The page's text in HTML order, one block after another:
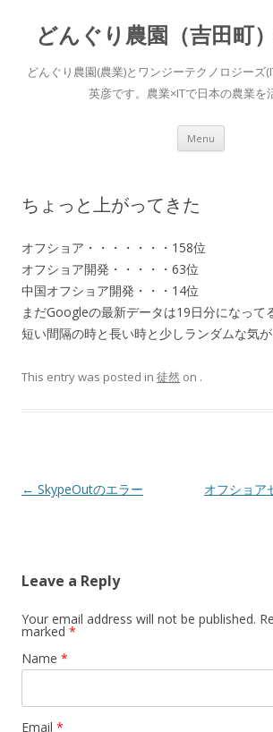
どんぐり農園（吉田町
どんぐり農園(農業)とワンジーテクノロジーズ
英彦です。農業×ITで日本の農業を
Menu Skip to
ちょっと上がってきた
オフショア・・・・・・・158位
オフショア開発・・・・・63位
中国オフショア開発・・・14位
まだGoogleの最新データは19日分になって
短い間隔の時と長い時と少しランダムな気が
This entry was posted in 徒然 on .
Post navigation
← SkypeOutのエラー
オフショア
Leave a Reply
Your email address will not be published.
marked *
Name *
Email *